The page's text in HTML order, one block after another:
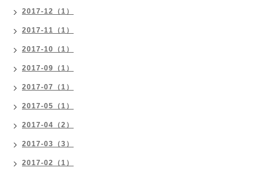
2017-12（1）
2017-11（1）
2017-10（1）
2017-09（1）
2017-07（1）
2017-05（1）
2017-04（2）
2017-03（3）
2017-02（1）